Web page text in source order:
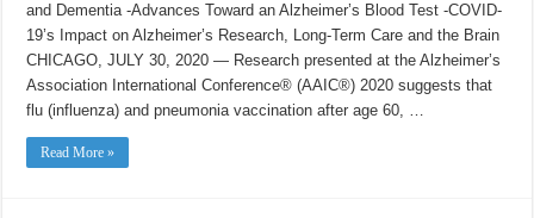
International
Conference
2020
and Dementia -Advances Toward an Alzheimer’s Blood Test -COVID-
19’s Impact on Alzheimer’s Research, Long-Term Care and the Brain
CHICAGO, JULY 30, 2020 — Research presented at the Alzheimer’s
Association International Conference® (AAIC®) 2020 suggests that
flu (influenza) and pneumonia vaccination after age 60, …
Read More »